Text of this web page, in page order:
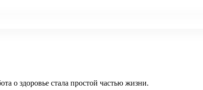
о здоровье стала простой частью жизни.